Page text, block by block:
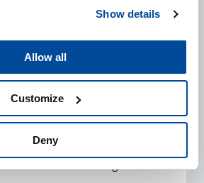
Show details
Allow all
Customize
Deny
composé de lubrifiants de haute
extrêmement profond,
tourbillons et d’hologrammes.